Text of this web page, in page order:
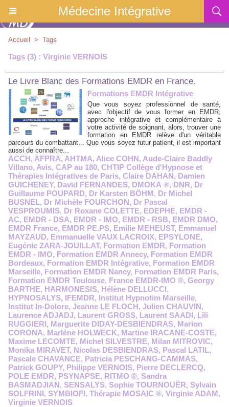
Médecine Intégrative
Accueil > Tags
Tags (3) : Virginie VERNOIS
Le Livre Blanc des Formations EMDR en France.
Formations EMDR Intégrative
Que vous soyez professionnel de santé,
avec l'objectif de vous former en EMDR,
approche intégrative et complémentaire à
votre activité de soignant, alors, trouver une
formation en EMDR relève d'un véritable
parcours du combattant... Que vous soyez futur patient, il est important
aussi de connaître...
ACCH, AFPRA, AHTMA, Alice COHN, Aude-Claire Baddly
Villano, Avis, CAP au 180, CHTIP Collège d'Hypnose et
Thérapies Intégratives de Paris, Claire DAHAN, Damien
GUICHENEY, David FERNANDES, DMOKA ®, DNR, Dr
Guillaume POUPARD, Dr Karsten BÖHM, Dr Michel
BUSNEL, Dr Michèle FOURCHON, Dr Pascal
VESPROUMIS, Dr Roxane COLETTE, EDEPHE, EMDR -
AC, EMDR - DSA, EMDR - IMO, EMDR - RSB, EMDR DMO,
EMDR France, EMDR PE.PS, Emilie MEHEUST, Emmanuel
MAYZAUD, Emmanuelle VAUX LACROIX, EPSYLONE,
Eugénie ZARA-JOUILLAT, Formation EMDR, Formation
EMDR - IMO, Formation EMDR Annecy, Formation EMDR
Bordeaux, Formation EMDR Intégrative, Formation EMDR
Marseille, Formation EMDR Nancy, Formation EMDR Paris,
Formation EMDR Toulouse, France EMDR-IMO ®, Georgy
BARTHE, HARMONESIS, Hélène DELLUCCI,
HYPNOSALYS, IFEMDR, Institut Hypnotim Marseille,
Institut In-Dolore, Jeanne LE FLOCH, Julien CHAUVIN,
Laurence ADJADJ, Laurent GROSS, Laurent SAADI, Lili
RUGGIERI, Marguerite DIDAY-DESBIENDRAS, Marion
CORONA, Marlène HOLWECK, Martine IRACANE-COSTE,
Maxime LECOMTE, Michel SILVESTRE, Milan MITROVIC,
Monika MIRAVET, Nicolas DESBIENDRAS, Pascal LATIL,
Pascale CHAVANCE, Patricia PESCHANG-CAMMAS,
Patrick GOUPY, Philippe VERNOIS, Pierre DECLERCQ,
POLE EMDR, PSYNAPSE, RITMO ®, Sandra
BASMADJIAN, SENSALYS, Sophie TOURNOUËR, Sylvain
SOLFRINI, SYMBIOFI, Thérapie MOSAIC ®, Virginie ADAM,
Virginie VERNOIS